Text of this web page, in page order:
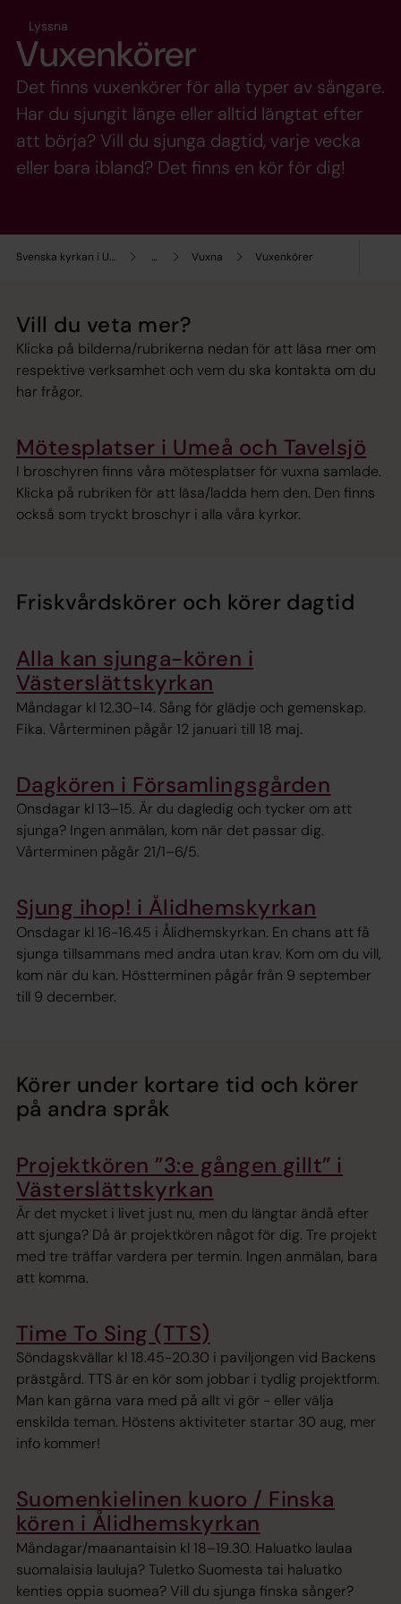
Svenska kyrkan i Umeå ... Vuxna Vuxenkörer
Lyssna
Vuxenkörer
Det finns vuxenkörer för alla typer av sångare.
Har du sjungit länge eller alltid längtat efter
att börja? Vill du sjunga dagtid, varje vecka
eller bara ibland? Det finns en kör för dig!
Vill du veta mer?
Klicka på bilderna/rubrikerna nedan för att läsa mer om
respektive verksamhet och vem du ska kontakta om du
har frågor.
Mötesplatser i Umeå och Tavelsjö
I broschyren finns våra mötesplatser för vuxna samlade.
Klicka på rubriken för att läsa/ladda hem den. Den finns
också som tryckt broschyr i alla våra kyrkor.
Friskvårdskörer och körer dagtid
Alla kan sjunga-kören i
Västerslättskyrkan
Måndagar kl 12.30-14. Sång för glädje och gemenskap.
Fika. Vårterminen pågår 12 januari till 18 maj.
Dagkören i Församlingsgården
Onsdagar kl 13–15. Är du dagledig och tycker om att
sjunga? Ingen anmälan, kom när det passar dig.
Vårterminen pågår 21/1–6/5.
Sjung ihop! i Ålidhemskyrkan
Onsdagar kl 16-16.45 i Ålidhemskyrkan. En chans att få
sjunga tillsammans med andra utan krav. Kom om du vill,
kom när du kan. Höstterminen pågår från 9 september
till 9 december.
Körer under kortare tid och körer
på andra språk
Projektkören ”3:e gången gillt” i
Västerslättskyrkan
Är det mycket i livet just nu, men du längtar ändå efter
att sjunga? Då är projektkören något för dig. Tre projekt
med tre träffar vardera per termin. Ingen anmälan, bara
att komma.
Time To Sing (TTS)
Söndagskvällar kl 18.45-20.30 i paviljongen vid Backens
prästgård. TTS är en kör som jobbar i tydlig projektform.
Man kan gärna vara med på allt vi gör - eller välja
enskilda teman. Höstens aktiviteter startar 30 aug, mer
info kommer!
Suomenkielinen kuoro / Finska
kören i Ålidhemskyrkan
Måndagar/maanantaisin kl 18–19.30. Haluatko laulaa
suomalaisia lauluja? Tuletko Suomesta tai haluatko
kenties oppia suomea? Vill du sjunga finska sånger?